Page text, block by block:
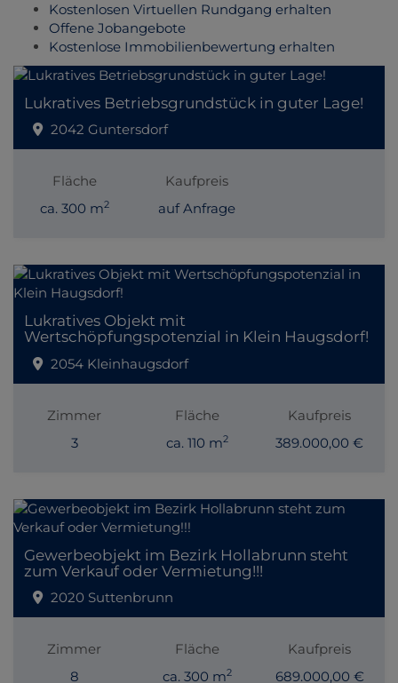
Kostenlosen Virtuellen Rundgang erhalten
Offene Jobangebote
Kostenlose Immobilienbewertung erhalten
Lukratives Betriebsgrundstück in guter Lage!
2042 Guntersdorf
Fläche
ca. 300 m2
Kaufpreis
auf Anfrage
Lukratives Objekt mit
Wertschöpfungspotenzial in Klein Haugsdorf!
2054 Kleinhaugsdorf
Zimmer
3
Fläche
ca. 110 m2
Kaufpreis
389.000,00 €
Gewerbeobjekt im Bezirk Hollabrunn steht
zum Verkauf oder Vermietung!!!
2020 Suttenbrunn
Zimmer
8
Fläche
ca. 300 m2
Kaufpreis
689.000,00 €